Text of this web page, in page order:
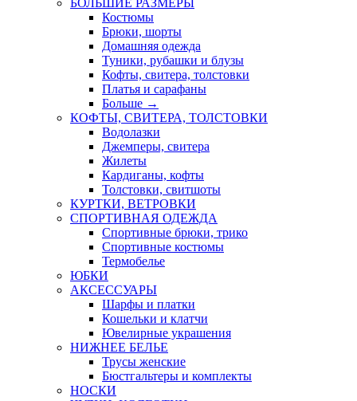
БОЛЬШИЕ РАЗМЕРЫ
Костюмы
Брюки, шорты
Домашняя одежда
Туники, рубашки и блузы
Кофты, свитера, толстовки
Платья и сарафаны
Больше →
КОФТЫ, СВИТЕРА, ТОЛСТОВКИ
Водолазки
Джемперы, свитера
Жилеты
Кардиганы, кофты
Толстовки, свитшоты
КУРТКИ, ВЕТРОВКИ
СПОРТИВНАЯ ОДЕЖДА
Спортивные брюки, трико
Спортивные костюмы
Термобелье
ЮБКИ
AКСЕССУАРЫ
Шарфы и платки
Кошельки и клатчи
Ювелирные украшения
НИЖНЕЕ БЕЛЬЕ
Трусы женские
Бюстгальтеры и комплекты
НОСКИ